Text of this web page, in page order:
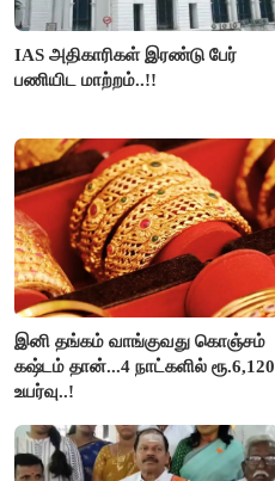
IAS அதிகாரிகள் இரண்டு பேர்
பணியிட மாற்றம்..!!
இனி தங்கம் வாங்குவது கொஞ்சம்
கஷ்டம் தான்...4 நாட்களில் ரூ.6,120
உயர்வு..!